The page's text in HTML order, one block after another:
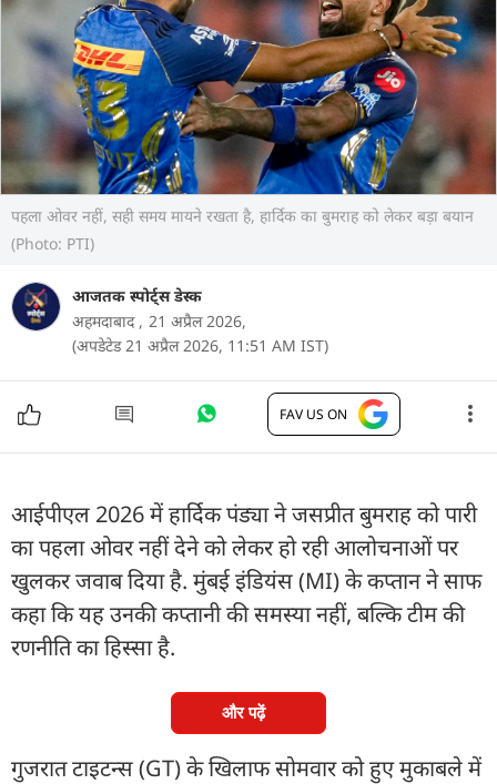
पहला ओवर नहीं, सही समय मायने रखता है, हार्दिक का बुमराह को लेकर बड़ा बयान
(Photo: PTI)
आजतक स्पोर्ट्स डेस्क
अहमदाबाद , 21 अप्रैल 2026,
(अपडेटेड 21 अप्रैल 2026, 11:51 AM IST)
FAV US ON
आईपीएल 2026 में हार्द‍िक पंड्या ने जसप्रीत बुमराह को पारी
का पहला ओवर नहीं देने को लेकर हो रही आलोचनाओं पर
खुलकर जवाब दिया है. मुंबई इंडियंस (MI) के कप्तान ने साफ
कहा कि यह उनकी कप्तानी की समस्या नहीं, बल्कि टीम की
रणनीति का हिस्सा है.
और पढ़ें
गुजरात टाइटन्स (GT) के खिलाफ सोमवार को हुए मुकाबले में